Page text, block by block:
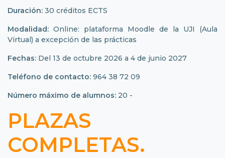
Duración: 30 créditos ECTS
Modalidad: Online: plataforma Moodle de la UJI (Aula
Virtual) a excepción de las prácticas
Fechas: Del 13 de octubre 2026 a 4 de junio 2027
Teléfono de contacto: 964 38 72 09
Número máximo de alumnos: 20 -
PLAZAS
COMPLETAS.